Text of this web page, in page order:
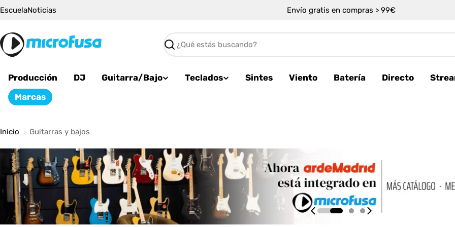
Saltar
EscuelaNoticias Envío gratis en compras > 99€
Buscar
Producción DJ Guitarra/Bajo Teclados Sintes Viento Batería Directo
Marcas
Inicio Guitarras y bajos